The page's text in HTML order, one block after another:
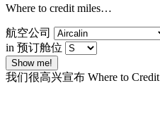
Where to credit miles…
航空公司
in 预订舱位
Show me!
我们很高兴宣布 Where to